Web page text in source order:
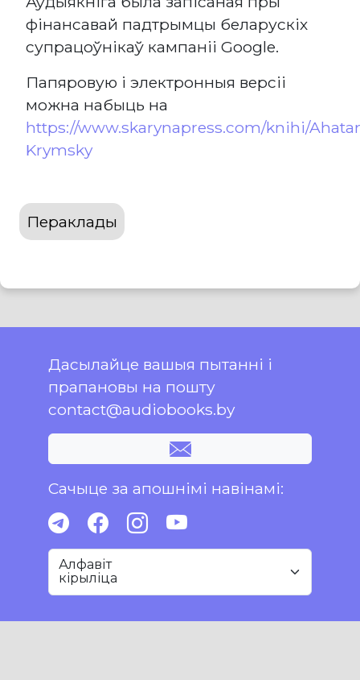
фінансавай падтрымцы беларускіх
супрацоўнікаў кампаніі Google.
Папяровую і электронныя версіі
можна набыць на
https://www.skarynapress.com/knihi/
Krymsky
Пераклады
Дасылайце вашыя пытанні і
прапановы на пошту
contact@audiobooks.by
Сачыце за апошнімі навінамі:
Алфавіт